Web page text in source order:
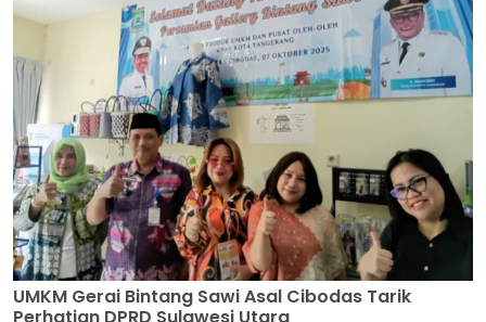
UMKM Gerai Bintang Sawi Asal Cibodas Tarik